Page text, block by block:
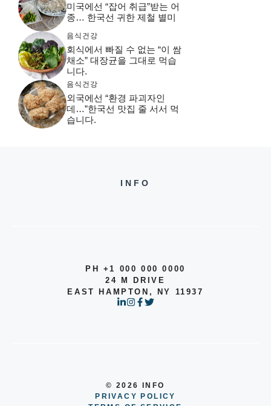
미국에선 “잡어 취급”받는 어
종… 한국선 귀한 제철 별미
음식건강
회식에서 빠질 수 없는 “이 쌈
채소” 대장균을 그대로 먹습
니다.
음식건강
외국에선 “환경 파괴자인
데…”한국선 맛집 줄 서서 먹
습니다.
INFO
PH +1 000 000 0000
24 M DRIVE
EAST HAMPTON, NY 11937
© 2026 INFO
PRIVACY POLICY